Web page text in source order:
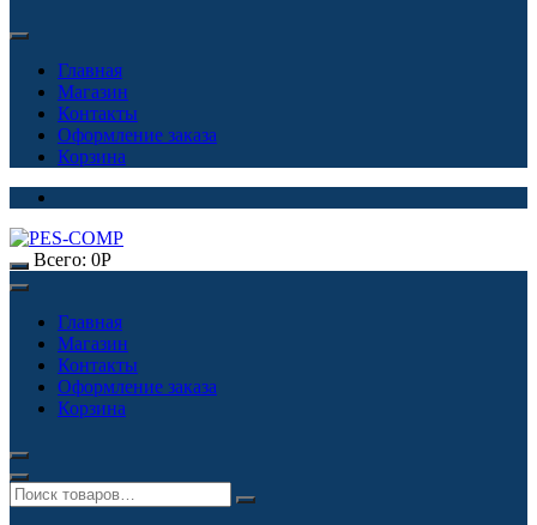
Главная
Магазин
Контакты
Оформление заказа
Корзина
Всего: 0Р
Главная
Магазин
Контакты
Оформление заказа
Корзина